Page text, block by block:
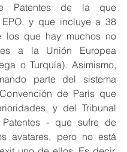
Patentes de la que
y que incluye a 38
los que hay muchos no
a la Unión Europea
o Turquía). Asimismo,
parte del sistema
de París que
y del Tribunal
- que sufre de
avatares, pero no está